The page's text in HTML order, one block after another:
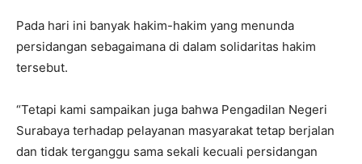
Pada hari ini banyak hakim-hakim yang menunda
persidangan sebagaimana di dalam solidaritas hakim
tersebut.
“Tetapi kami sampaikan juga bahwa Pengadilan Negeri
Surabaya terhadap pelayanan masyarakat tetap berjalan
dan tidak terganggu sama sekali kecuali persidangan